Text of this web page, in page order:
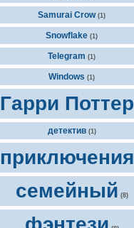
Samurai Crow (1)
Snowflake (1)
Telegram (1)
Windows (1)
Гарри Поттер
детектив (1)
приключения
семейный (8)